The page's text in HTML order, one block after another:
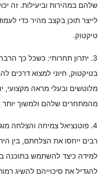
שלהם במהירות וביעילות. זה
לייצר תוכן בקצב מהיר כדי
טיקטוק.
3. יתרון תחרותי: כשכל כך
בטיקטוק, חיוני למצוא
מלוטשים ובעלי מראה מקצועי,
מהמתחרים שלהם ולמשוך יותר
4. פוטנציאל צמיחה והצלחה
רבים ייחסו את הצלחתם, בין
למידה כיצד להשתמש בתוכנה
להגדיל את סיכוייהם להשיג